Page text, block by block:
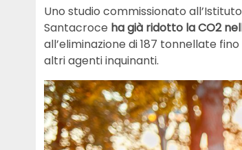
Uno studio commissionato
Santacroce ha già ridotto la CO2
all’eliminazione di 187 tonnellate
altri agenti inquinanti.